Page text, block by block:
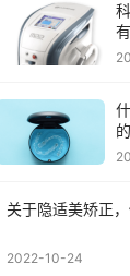
关于隐适美矫正
2022-10-24